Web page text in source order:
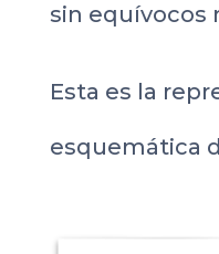
sin equívocos
Esta es la
esquemática